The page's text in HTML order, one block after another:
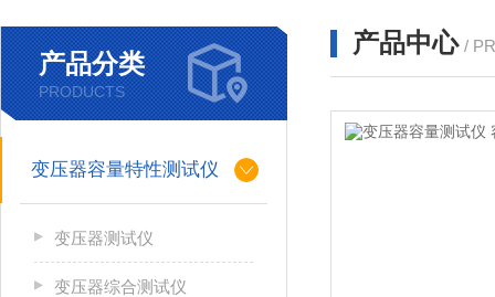
产品分类
PRODUCTS
变压器容量特性测试仪
变压器测试仪
变压器综合测试仪
产品中心 /